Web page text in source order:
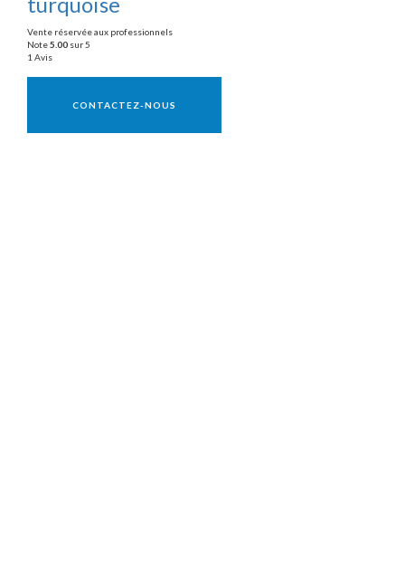
Vente réservée aux professionnels
Note5.00 sur 5
1 Avis
CONTACTEZ-NOUS